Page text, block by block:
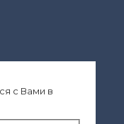
с Вами в